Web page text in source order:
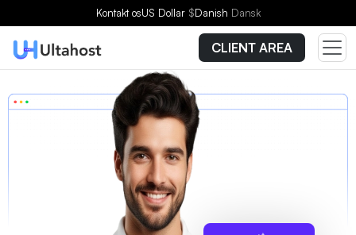
Kontakt osUS Dollar $Danish Dansk
CLIENT AREA